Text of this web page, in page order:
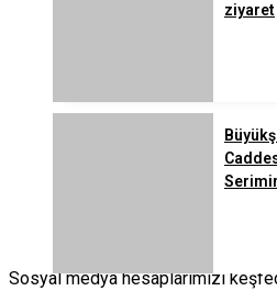
ziyaret
Sosyal medya hesaplarımızı